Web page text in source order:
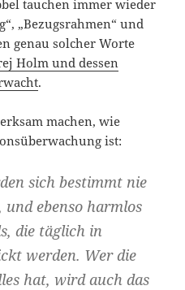
tauchen immer wieder
„Bezugsrahmen“ und
genau solcher Worte
Holm und dessen
.
machen, wie
ist:
sich bestimmt nie
ebenso harmlos
die täglich in
werden. Wer die
hat, wird auch das